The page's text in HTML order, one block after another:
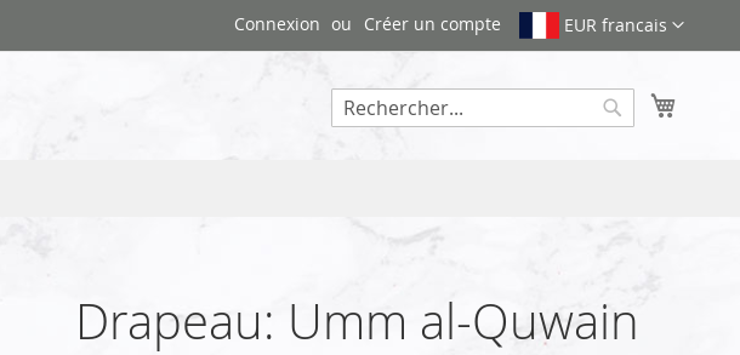
EUR francais
Connexion Créer un compte
Drapeau: Umm al-Quwain